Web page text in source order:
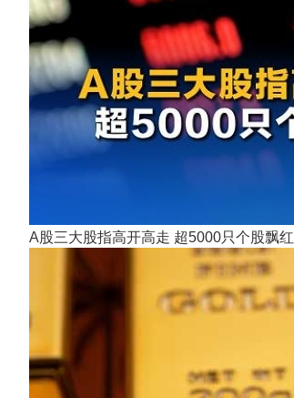
A股三大股指高开高走 超5000只个股飘红